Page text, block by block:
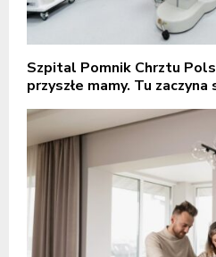
Szpital Pomnik Chrztu
przyszłe mamy. Tu zaczyna